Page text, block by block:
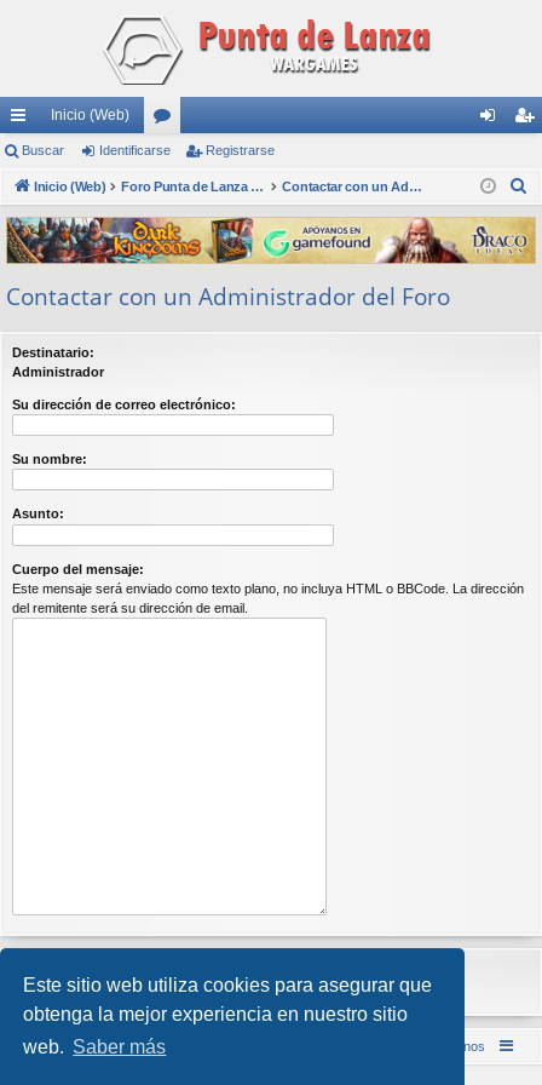
Este sitio web utiliza cookies para asegurar que
obtenga la mejor experiencia en nuestro sitio
web. Saber más
nl
ac
es
rá
pi
do
s
Inicio (Web)
or
os nti
fic
ar
ist
ra
rs
Buscar Identificarse Registrarse
Inicio (Web) Foro Punta de Lanza Wargames Contactar con un Administrador del Foro
s
c
Contactar con un Administrador del Foro
Destinatario:
Administrador
Su dirección de correo electrónico:
Su nombre:
Asunto:
Cuerpo del mensaje:
Este mensaje será enviado como texto plano, no incluya HTML o BBCode. La dirección
del remitente será su dirección de email.
Inicio (Web) Foro Punta de Lanza Wargames Contáctenos